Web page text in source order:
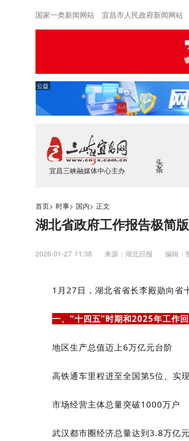
国家一类新闻网站 宜昌市人民政府新闻网站
公益
宜昌三峡融媒体中心主办
头条
首页> 时事> 国内> 正文
湖北省政府工作报告极简
2026-01-27 11:38 来源：湖北日报 编辑：
1月27日， 湖北省省长李殿勋向省
一、“十四五”时期和2025年工作
地区生产总值迈上6万亿元台阶
高铁通车里程进至全国第5位、实
市场经营主体总量突破1000万户
武汉都市圈经济总量达到3.8万亿元